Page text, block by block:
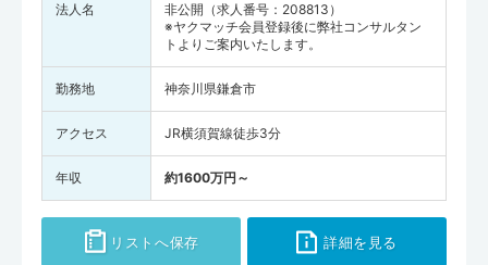
法人名
非公開（求人番号：208813）
※ヤクマッチ会員登録後に弊社コンサルタン
トよりご案内いたします。
勤務地 神奈川県鎌倉市
アクセス JR横須賀線徒歩3分
年収 約1600万円～
リストへ保存 詳細を見る